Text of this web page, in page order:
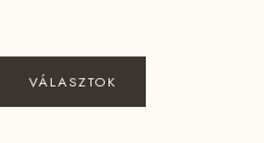
149990 Ft.
VÁLASZTOK